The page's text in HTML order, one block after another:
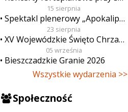
15 sierpnia
Spektakl plenerowy „Apokalipsa”
23 sierpnia
XV Wojewódzkie Święto Chrzanu
05 września
Bieszczadzkie Granie 2026
Wszystkie wydarzenia >>
Społeczność